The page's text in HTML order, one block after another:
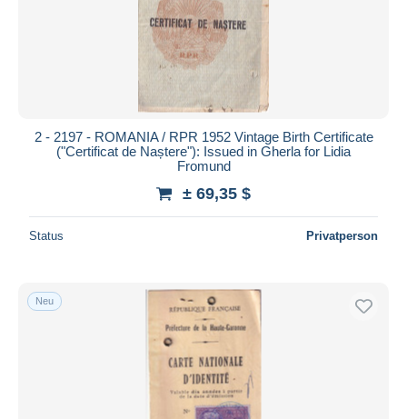
2 - 2197 - ROMANIA / RPR 1952 Vintage Birth Certificate
("Certificat de Naștere"): Issued in Gherla for Lidia
Fromund
± 69,35 $
Status Privatperson
Neu